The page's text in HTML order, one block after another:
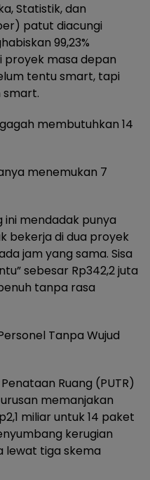
Statistik, dan
patut diacungi
99,23%
proyek masa depan
tentu smart, tapi
smart.
membutuhkan 14
menemukan 7
ini mendadak punya
bekerja di dua proyek
jam yang sama. Sisa
sebesar Rp342,2 juta
tanpa rasa
Tanpa Wujud
Ruang (PUTR)
memanjakan
miliar untuk 14 paket
kerugian
lewat tiga skema